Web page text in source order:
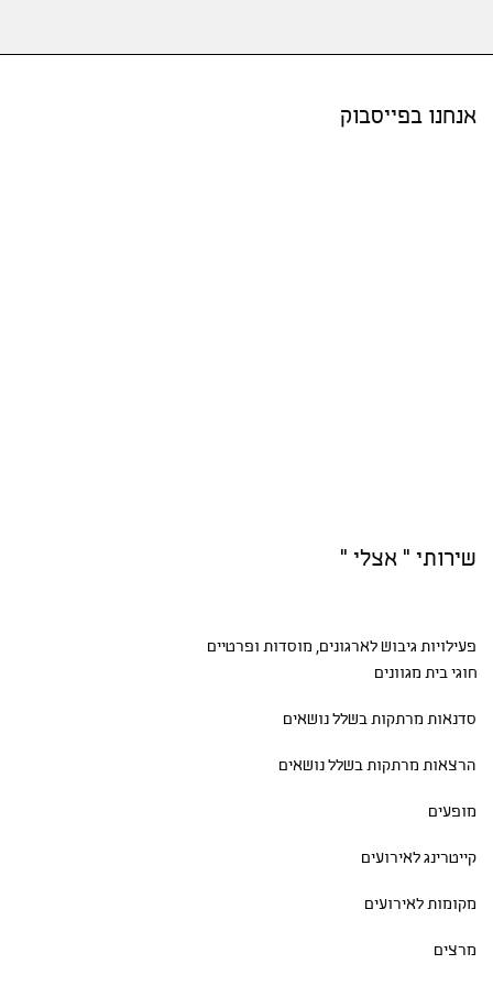
אנחנו בפייסבוק
שירותי " אצלי "
פעילויות גיבושלארגונים, מוסדות ופרטיים
חוגי בית מגוונים
סדנאות מרתקות בשלל נושאים
הרצאות מרתקות בשלל נושאים
מופעים
קייטרינג לאירועים
מקומות לאירועים
מרצים